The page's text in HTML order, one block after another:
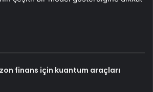
finans için kuantum araçları